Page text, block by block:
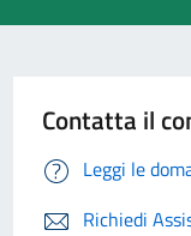
Contatta il
Leggi le
Richiedi